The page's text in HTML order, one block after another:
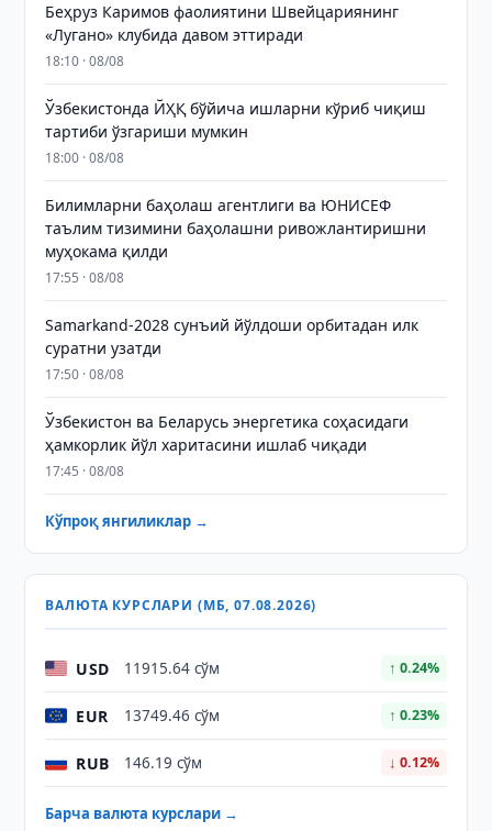
Беҳруз Каримов фаолиятини Швейцариянинг
«Лугано» клубида давом эттиради
18:10 · 08/08
Ўзбекистонда ЙҲҚ бўйича ишларни кўриб чиқиш
тартиби ўзгариши мумкин
18:00 · 08/08
Билимларни баҳолаш агентлиги ва ЮНИСЕФ
таълим тизимини баҳолашни ривожлантиришни
муҳокама қилди
17:55 · 08/08
Samarkand-2028 сунъий йўлдоши орбитадан илк
суратни узатди
17:50 · 08/08
Ўзбекистон ва Беларусь энергетика соҳасидаги
ҳамкорлик йўл харитасини ишлаб чиқади
17:45 · 08/08
Кўпроқ янгиликлар →
ВАЛЮТА КУРСЛАРИ (МБ, 07.08.2026)
USD 11915.64 сўм ↑ 0.24%
EUR 13749.46 сўм ↑ 0.23%
RUB 146.19 сўм ↓ 0.12%
Барча валюта курслари →